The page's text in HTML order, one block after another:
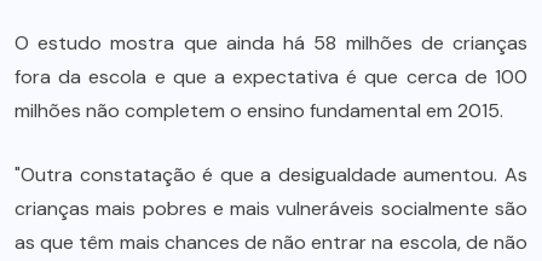
O estudo mostra que ainda há 58 milhões de crianças
fora da escola e que a expectativa é que cerca de 100
milhões não completem o ensino fundamental em 2015.
"Outra constatação é que a desigualdade aumentou. As
crianças mais pobres e mais vulneráveis socialmente são
as que têm mais chances de não entrar na escola, de não